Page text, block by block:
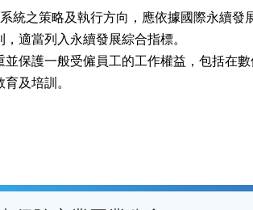
統之策略及執行方向，應依據國際永續發
適當列入永續發展綜合指標。
並保護一般受僱員工的工作權益，包括在
育及培訓。